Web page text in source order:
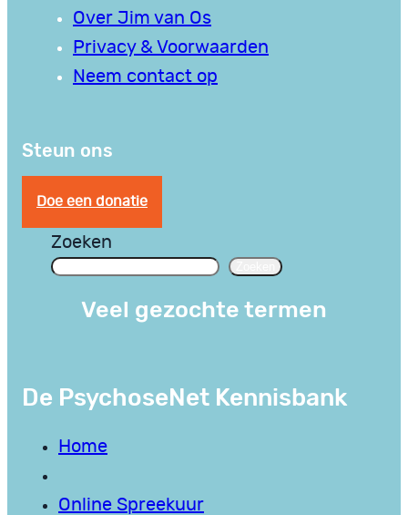
Over Jim van Os
Privacy & Voorwaarden
Neem contact op
Steun ons
Doe een donatie
Zoeken
Veel gezochte termen
De PsychoseNet Kennisbank
Home
Online Spreekuur